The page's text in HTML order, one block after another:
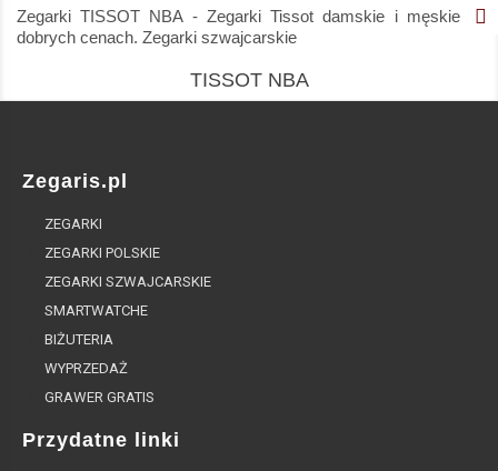
Zegarki TISSOT NBA - Zegarki Tissot damskie i męskie w
dobrych cenach. Zegarki szwajcarskie
TISSOT NBA
Zegaris.pl
ZEGARKI
ZEGARKI POLSKIE
ZEGARKI SZWAJCARSKIE
SMARTWATCHE
BIŻUTERIA
WYPRZEDAŻ
GRAWER GRATIS
Przydatne linki